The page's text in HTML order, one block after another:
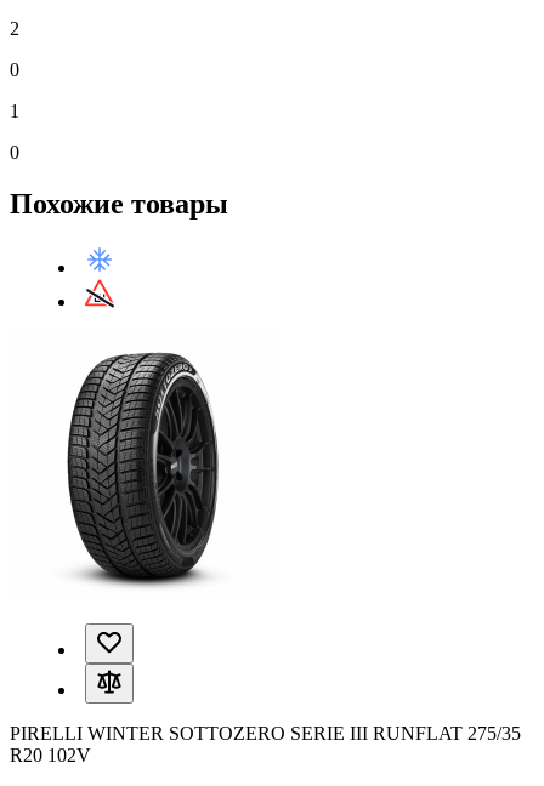
2
0
1
0
Похожие товары
PIRELLI WINTER SOTTOZERO SERIE III RUNFLAT 275/35
R20 102V